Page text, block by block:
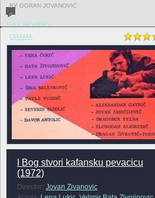
BY GORAN JOVANOVIĆ
0
FULL REVIEW »
DRAMA
I Bog stvori kafansku pevacicu
(1972)
Director: Jovan Zivanovic